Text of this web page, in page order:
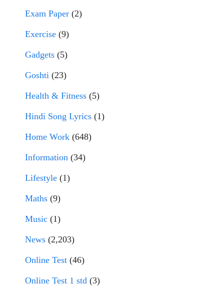
Exam Paper (2)
Exercise (9)
Gadgets (5)
Goshti (23)
Health & Fitness (5)
Hindi Song Lyrics (1)
Home Work (648)
Information (34)
Lifestyle (1)
Maths (9)
Music (1)
News (2,203)
Online Test (46)
Online Test 1 std (3)